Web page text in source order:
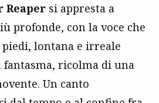
si appresta a
profonde, con la voce che
lontana e irreale
fantasma, ricolma di una
Un canto